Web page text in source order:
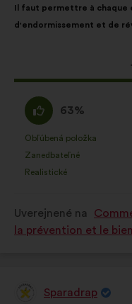
návrhu:
Il faut permettre à chaque
d'endormissement et de
rozdelením:
Súhlasím
:
63%
Obľúbená položka
:krát
Zanedbateľné
:krát
Realistické
:krát
Uverejnené na
la prévention et le
Návrh: Sparadrap